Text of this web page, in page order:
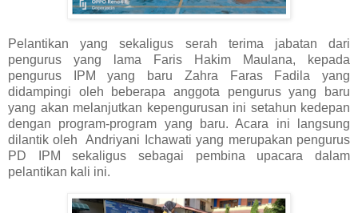
Pelantikan yang sekaligus serah terima jabatan dari
pengurus yang lama Faris Hakim Maulana, kepada
pengurus IPM yang baru Zahra Faras Fadila yang
didampingi oleh beberapa anggota pengurus yang baru
yang akan melanjutkan kepengurusan ini setahun kedepan
dengan program-program yang baru. Acara ini langsung
dilantik oleh Andriyani Ichawati yang merupakan pengurus
PD IPM sekaligus sebagai pembina upacara dalam
pelantikan kali ini.